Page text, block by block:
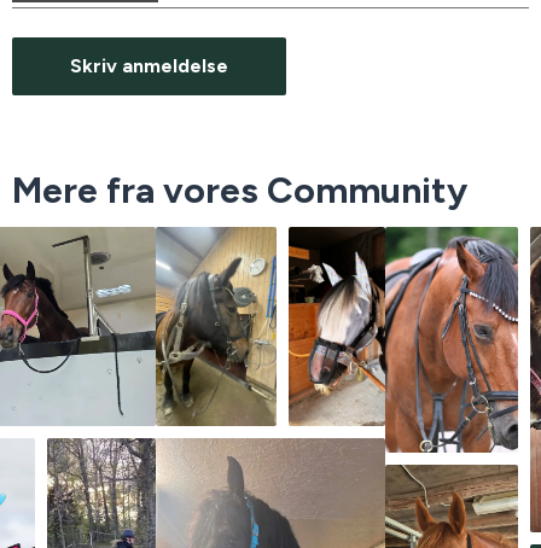
Skriv anmeldelse
Mere fra vores Community